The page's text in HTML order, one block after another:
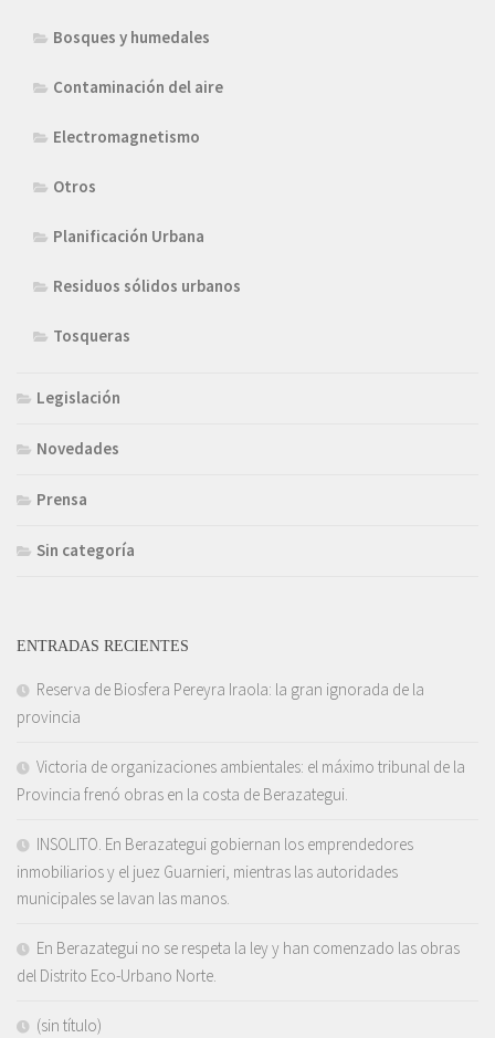
Bosques y humedales
Contaminación del aire
Electromagnetismo
Otros
Planificación Urbana
Residuos sólidos urbanos
Tosqueras
Legislación
Novedades
Prensa
Sin categoría
ENTRADAS RECIENTES
Reserva de Biosfera Pereyra Iraola: la gran ignorada de la
provincia
Victoria de organizaciones ambientales: el máximo tribunal de la
Provincia frenó obras en la costa de Berazategui.
INSOLITO. En Berazategui gobiernan los emprendedores
inmobiliarios y el juez Guarnieri, mientras las autoridades
municipales se lavan las manos.
En Berazategui no se respeta la ley y han comenzado las obras
del Distrito Eco-Urbano Norte.
(sin título)